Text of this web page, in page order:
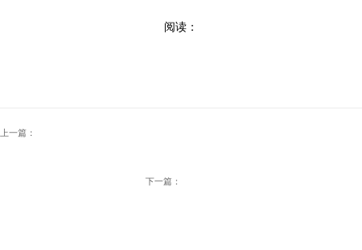
阅读：
上一篇：
下一篇：